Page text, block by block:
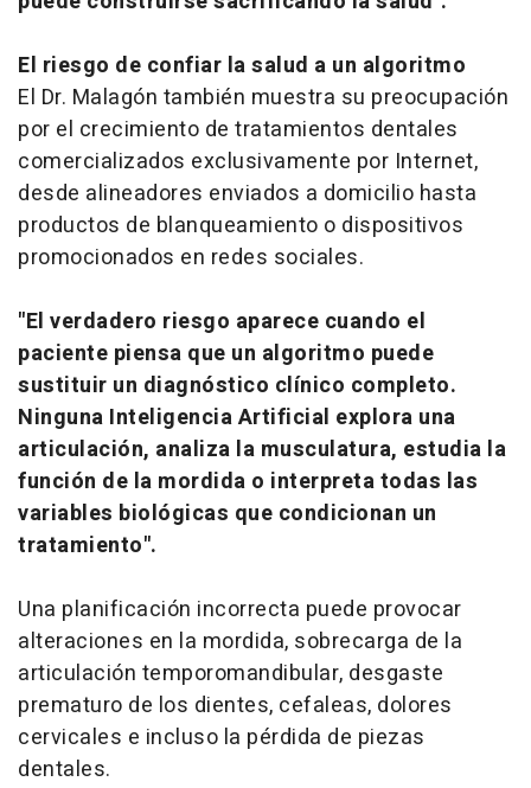
El riesgo de confiar la salud a un algoritmo
El Dr. Malagón también muestra su preocupación
por el crecimiento de tratamientos dentales
comercializados exclusivamente por Internet,
desde alineadores enviados a domicilio hasta
productos de blanqueamiento o dispositivos
promocionados en redes sociales.
"El verdadero riesgo aparece cuando el
paciente piensa que un algoritmo puede
sustituir un diagnóstico clínico completo.
Ninguna Inteligencia Artificial explora una
articulación, analiza la musculatura, estudia la
función de la mordida o interpreta todas las
variables biológicas que condicionan un
tratamiento".
Una planificación incorrecta puede provocar
alteraciones en la mordida, sobrecarga de la
articulación temporomandibular, desgaste
prematuro de los dientes, cefaleas, dolores
cervicales e incluso la pérdida de piezas
dentales.